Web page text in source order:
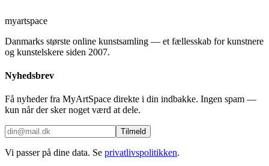
myartspace
Danmarks største online kunstsamling — et fællesskab for kunstnere
og kunstelskere siden 2007.
Nyhedsbrev
Få nyheder fra MyArtSpace direkte i din indbakke. Ingen spam —
kun når der sker noget værd at dele.
Tilmeld
Vi passer på dine data. Se privatlivspolitikken.